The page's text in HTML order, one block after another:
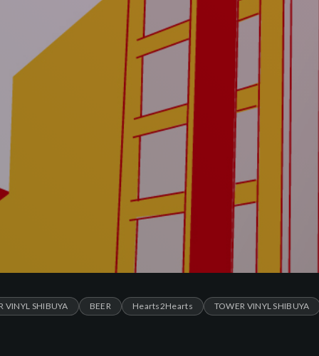
VINYL SHIBUYA BEER Hearts2Hearts TOWER VINYL SHIBUYA